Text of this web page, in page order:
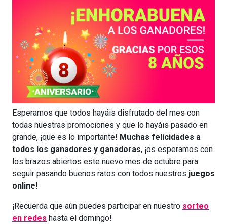
Esperamos que todos hayáis disfrutado del mes con
todas nuestras promociones y que lo hayáis pasado en
grande, ¡que es lo importante! Muchas felicidades a
todos los ganadores y ganadoras, ¡os esperamos con
los brazos abiertos este nuevo mes de octubre para
seguir pasando buenos ratos con todos nuestros juegos
online!
¡Recuerda que aún puedes participar en nuestro sorteo
en redes hasta el domingo!